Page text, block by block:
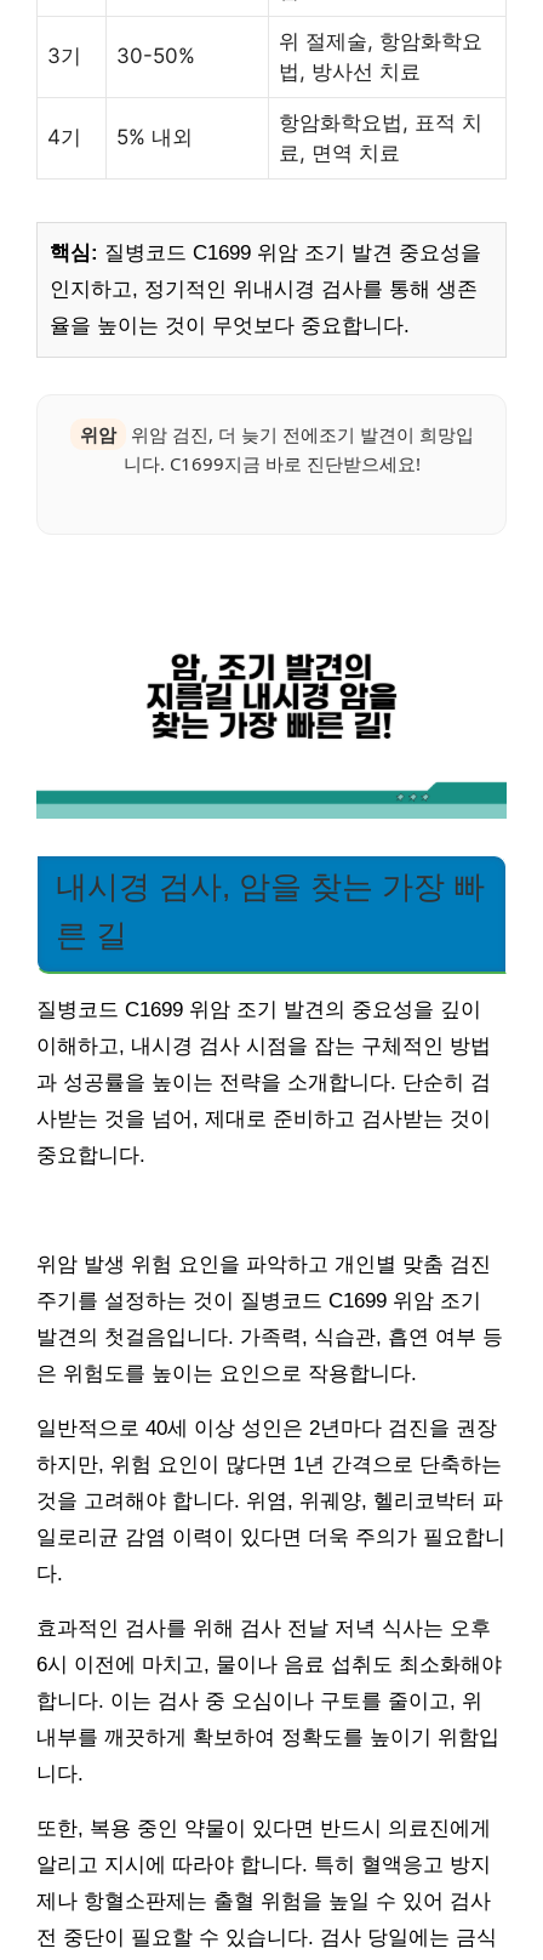
3기 30-50%
위 절제술, 항암화학요
법, 방사선 치료
4기 5% 내외
항암화학요법, 표적 치
료, 면역 치료
핵심: 질병코드 C1699 위암 조기 발견 중요성을
인지하고, 정기적인 위내시경 검사를 통해 생존
율을 높이는 것이 무엇보다 중요합니다.
위암
위암 검진, 더 늦기 전에조기 발견이 희망입
니다. C1699지금 바로 진단받으세요!
내시경 검사, 암을 찾는 가장 빠
른 길
질병코드 C1699 위암 조기 발견의 중요성을 깊이
이해하고, 내시경 검사 시점을 잡는 구체적인 방법
과 성공률을 높이는 전략을 소개합니다. 단순히 검
사받는 것을 넘어, 제대로 준비하고 검사받는 것이
중요합니다.
위암 발생 위험 요인을 파악하고 개인별 맞춤 검진
주기를 설정하는 것이 질병코드 C1699 위암 조기
발견의 첫걸음입니다. 가족력, 식습관, 흡연 여부 등
은 위험도를 높이는 요인으로 작용합니다.
일반적으로 40세 이상 성인은 2년마다 검진을 권장
하지만, 위험 요인이 많다면 1년 간격으로 단축하는
것을 고려해야 합니다. 위염, 위궤양, 헬리코박터 파
일로리균 감염 이력이 있다면 더욱 주의가 필요합니
다.
효과적인 검사를 위해 검사 전날 저녁 식사는 오후
6시 이전에 마치고, 물이나 음료 섭취도 최소화해야
합니다. 이는 검사 중 오심이나 구토를 줄이고, 위
내부를 깨끗하게 확보하여 정확도를 높이기 위함입
니다.
또한, 복용 중인 약물이 있다면 반드시 의료진에게
알리고 지시에 따라야 합니다. 특히 혈액응고 방지
제나 항혈소판제는 출혈 위험을 높일 수 있어 검사
전 중단이 필요할 수 있습니다. 검사 당일에는 금식